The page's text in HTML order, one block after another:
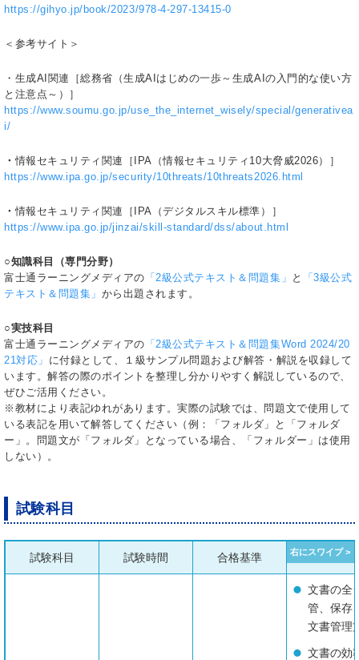
https://gihyo.jp/book/2023/978-4-297-13415-0
＜参考サイト＞
・生成AI関連［総務省（生成AIはじめの一歩～生成AIの入門的な使い方
と注意点～）］
https://www.soumu.go.jp/use_the_internet_wisely/special/generativea
i/
・情報セキュリティ関連［IPA（情報セキュリティ10大脅威2026）］
https://www.ipa.go.jp/security/10threats/10threats2026.html
・情報セキュリティ関連［IPA（デジタルスキル標準）］
https://www.ipa.go.jp/jinzai/skill-standard/dss/about.html
○知識科目（専門分野）
富士通ラーニングメディアの 「2級公式テキスト＆問題集」 と
「3級公式
テキスト＆問題集」 から出題されます。
○実技科目
富士通ラーニングメディアの 「2級公式テキスト＆問題集Word 2024/20
21対応」 に付録として、１級サンプル問題および解答・解説を収録して
います。解答の際のポイントを整理し分かりやすく解説しているので、
ぜひご活用ください。
※教材により表記ゆれがあります。実際の試験では、問題文で使用して
いる表記を用いて解答してください（例：「フォルダ」と「フォルダ
ー」。問題文が「フォルダ」となっている場合、「フォルダー」は使用
しない）。
試験科目
試験科目 試験時間 合格基準
文書の全
管、保存
文書管理
文書の効